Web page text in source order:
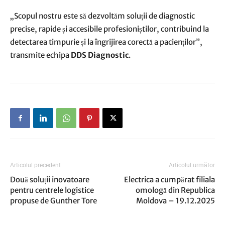
„Scopul nostru este să dezvoltăm soluții de diagnostic
precise, rapide și accesibile profesioniștilor, contribuind la
detectarea timpurie și la îngrijirea corectă a pacienților”,
transmite echipa DDS Diagnostic.
Articolul precedent
Două soluții inovatoare
pentru centrele logistice
propuse de Gunther Tore
Articolul următor
Electrica a cumpărat filiala
omologă din Republica
Moldova – 19.12.2025